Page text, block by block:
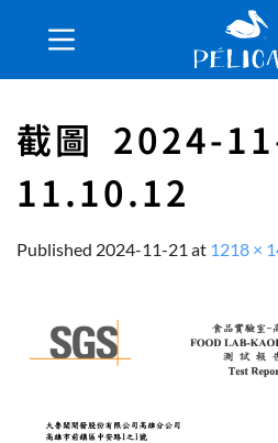
截圖 2024-
11.10.12
Published 2024-11-21 at 1218 ×